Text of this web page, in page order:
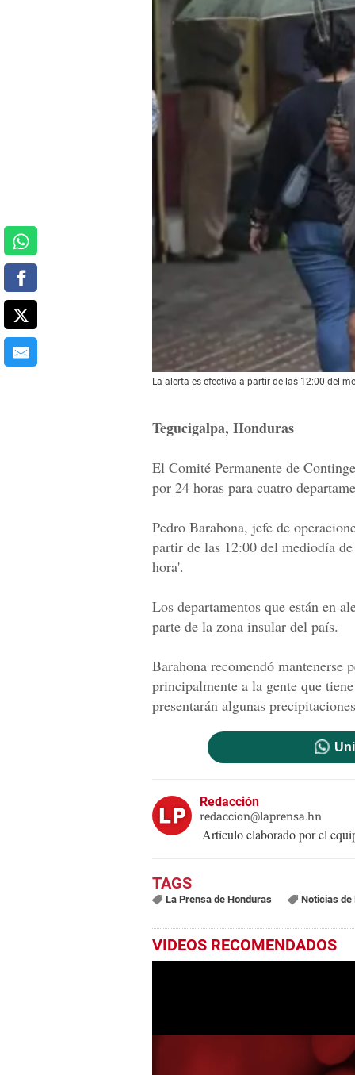
La alerta es efectiva a partir de las 12:00 del
Tegucigalpa, Honduras
El Comité Permanente de
por 24 horas para cuatro
Pedro Barahona, jefe de
partir de las 12:00 del mediodía
hora'.
Los departamentos que están en
parte de la zona insular del país.
Barahona recomendó mantenerse
principalmente a la gente que
presentarán algunas
Redacción
redaccion@laprensa.hn
Artículo elaborado por el
La Prensa de Honduras Noticias de
VIDEOS RECOMENDADOS